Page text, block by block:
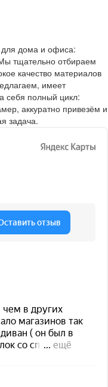
дома и офиса:
тщательно отбираем
качество материалов
имеет
себя полный цикл:
аккуратно привезём и
задача.